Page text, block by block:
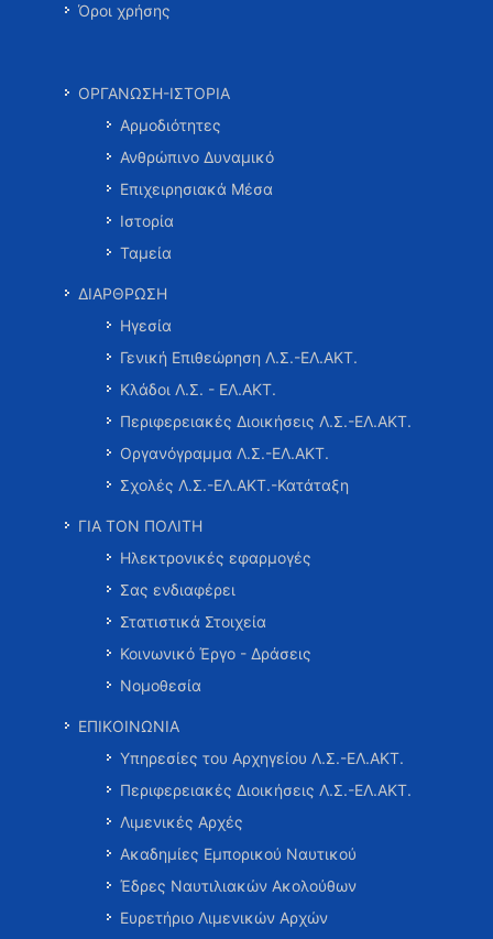
Όροι χρήσης
ΟΡΓΑΝΩΣΗ-ΙΣΤΟΡΙΑ
Αρμοδιότητες
Ανθρώπινο Δυναμικό
Επιχειρησιακά Μέσα
Ιστορία
Ταμεία
ΔΙΑΡΘΡΩΣΗ
Ηγεσία
Γενική Επιθεώρηση Λ.Σ.-ΕΛ.ΑΚΤ.
Κλάδοι Λ.Σ. - ΕΛ.ΑΚΤ.
Περιφερειακές Διοικήσεις Λ.Σ.-ΕΛ.ΑΚΤ.
Οργανόγραμμα Λ.Σ.-ΕΛ.ΑΚΤ.
Σχολές Λ.Σ.-ΕΛ.ΑΚΤ.-Κατάταξη
ΓΙΑ ΤΟΝ ΠΟΛΙΤΗ
Ηλεκτρονικές εφαρμογές
Σας ενδιαφέρει
Στατιστικά Στοιχεία
Κοινωνικό Έργο - Δράσεις
Νομοθεσία
ΕΠΙΚΟΙΝΩΝΙΑ
Υπηρεσίες του Αρχηγείου Λ.Σ.-ΕΛ.ΑΚΤ.
Περιφερειακές Διοικήσεις Λ.Σ.-ΕΛ.ΑΚΤ.
Λιμενικές Αρχές
Ακαδημίες Εμπορικού Ναυτικού
Έδρες Ναυτιλιακών Ακολούθων
Ευρετήριο Λιμενικών Αρχών